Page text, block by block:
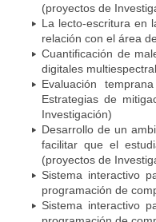
(proyectos de
La lecto-escritura en
relación con el área
Cuantificación de
digitales
Evaluación
Estrategias de
Investigación)
Desarrollo de un
facilitar que el
(proyectos de
Sistema interactivo
programación de
Sistema interactivo